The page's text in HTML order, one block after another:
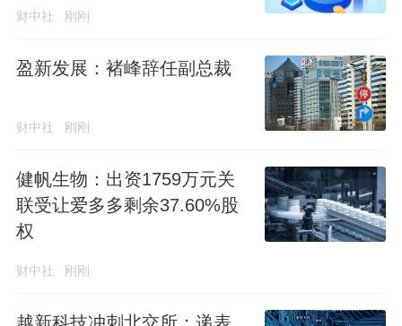
财中社 刚刚
盈新发展：褚峰辞任副总裁
财中社 刚刚
健帆生物：出资1759万元关
联受让爱多多剩余37.60%股
权
财中社 刚刚